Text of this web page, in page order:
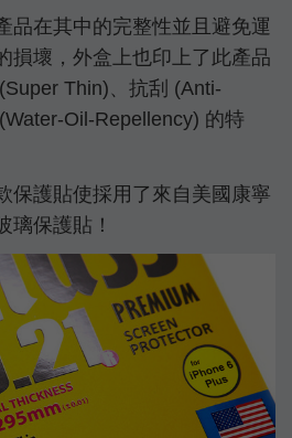
品在其中的完整性並且避免運
損壞，外盒上也印上了此產品
Thin)、抗刮 (Anti-
Oil-Repellency) 的特
保護貼使採用了來自美國康寧
璃保護貼！